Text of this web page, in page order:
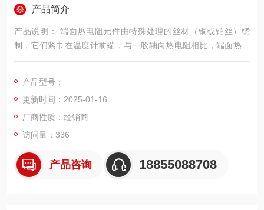
产品简介
产品说明： 端面热电阻元件由特殊处理的丝材（铜或铂丝）绕
制，它们紧巾在温度计前端，与一般轴向热电阻相比，端面热电
阻能更正确和迅速地反映被测端面的实际温度状况，它的制作方
体表面测温。有的端面热电阻安装时由于它的引线与电阻元件是
相连的，所以要将引线与端面热电阻同步转动，这样才确保端面
热电阻在安装中不被人为损坏，但是实际安装过程中难免出现这
种情况。由于这种情况的出现，瑞科公司加大科研力度研制成功
丝就可以了，不需要引线与端面热电阻同步转动。 应用： 适合于
电厂汽轮机及电机轴瓦或其它机体表面测温。 主要技术参数： 精
产品型号：
更新时间：2025-01-16
厂商性质：经销商
访问量：336
产品咨询 18855088708